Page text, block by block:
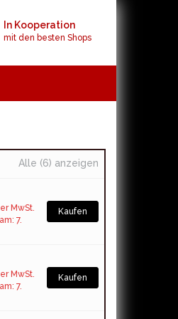
In Kooperation
mit den besten Shops
Alle (6) anzeigen
MwSt.
7.
Kaufen
MwSt.
7.
Kaufen